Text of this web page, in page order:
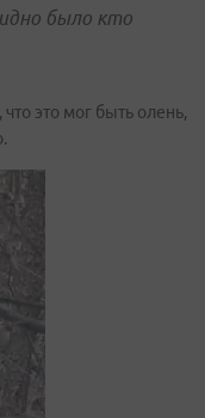
было кто
это мог быть олень,